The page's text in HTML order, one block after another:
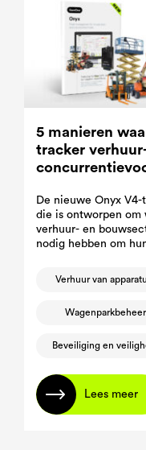
5 manieren
tracker
De nieuwe Onyx
die is ontworpen om
verhuur- en
nodig hebben om
beveiligen.
Verhuur van
Wagenparkbeheer
Beveiliging en
Lees meer